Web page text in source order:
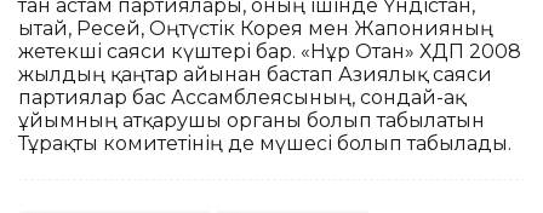
тан астам партиялары, оның ішінде Үндістан,
Қытай, Ресей, Оңтүстік Корея мен Жапонияның
жетекші саяси күштері бар. «Нұр Отан» ХДП 2008
жылдың қаңтар айынан бастап Азиялық саяси
партиялар бас Ассамблеясының, сондай-ақ
ұйымның атқарушы органы болып табылатын
Тұрақты комитетінің де мүшесі болып табылады.